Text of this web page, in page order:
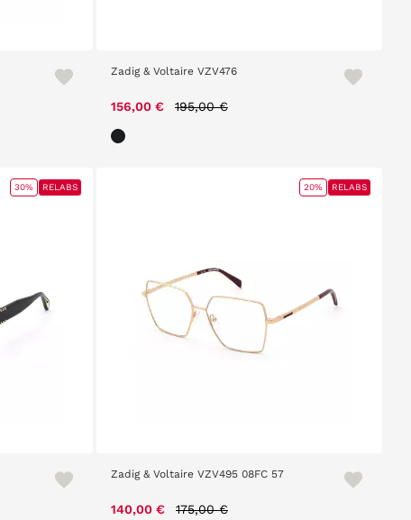
Zadig & Voltaire VZV476
156,00 € Price reduced from
195,00 €
30% RELABS
Zadig & Voltaire VZV495 08FC 57
140,00 € Price reduced from
175,00 €
20% RELABS